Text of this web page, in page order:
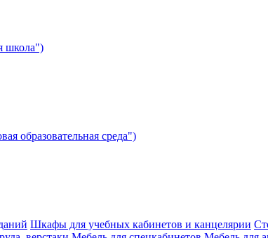
школа")
образовательная среда")
Шкафы для учебных кабинетов и канцелярии